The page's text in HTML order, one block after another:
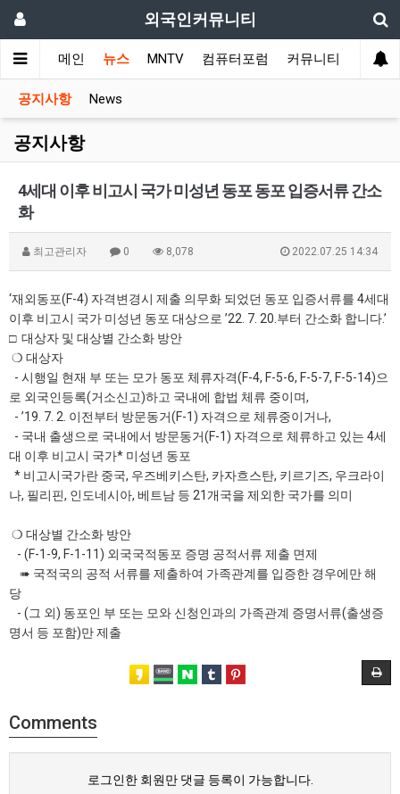
외국인커뮤니티
메인 뉴스 MNTV 컴퓨터포럼 커뮤니티 국가
공지사항 News
공지사항
4세대 이후 비고시 국가 미성년 동포 동포 입증서류 간소
화
최고관리자 0 8,078 2022.07.25 14:34
‘재외동포(F-4) 자격변경시 제출 의무화 되었던 동포 입증서류를 4세대
이후 비고시 국가 미성년 동포 대상으로 ’22. 7. 20.부터 간소화 합니다.’
□ 대상자 및 대상별 간소화 방안
❍ 대상자
- 시행일 현재 부 또는 모가 동포 체류자격(F-4, F-5-6, F-5-7, F-5-14)으
로 외국인등록(거소신고)하고 국내에 합법 체류 중이며,
- ’19. 7. 2. 이전부터 방문동거(F-1) 자격으로 체류중이거나,
- 국내 출생으로 국내에서 방문동거(F-1) 자격으로 체류하고 있는 4세
대 이후 비고시 국가* 미성년 동포
* 비고시국가란 중국, 우즈베키스탄, 카자흐스탄, 키르기즈, 우크라이
나, 필리핀, 인도네시아, 베트남 등 21개국을 제외한 국가를 의미
❍ 대상별 간소화 방안
- (F-1-9, F-1-11) 외국국적동포 증명 공적서류 제출 면제
➠ 국적국의 공적 서류를 제출하여 가족관계를 입증한 경우에만 해
당
- (그 외) 동포인 부 또는 모와 신청인과의 가족관계 증명서류(출생증
명서 등 포함)만 제출
Comments
로그인한 회원만 댓글 등록이 가능합니다.